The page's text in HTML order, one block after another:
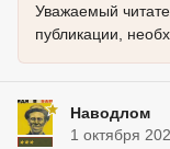
Уважаемый
публикации,
Наводлом
1 октября